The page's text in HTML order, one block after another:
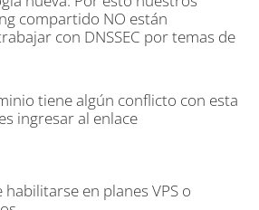
compartido NO están
con DNSSEC por temas de
tiene algún conflicto con esta
ingresar al enlace
habilitarse en planes VPS o